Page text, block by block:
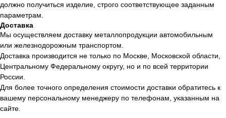
должно получиться изделие, строго соответствующее заданным
параметрам.
Доставка
Мы осуществляем доставку металлопродукции автомобильным
или железнодорожным транспортом.
Доставка производится не только по Москве, Московской области,
Центральному Федеральному округу, но и по всей территории
России.
Для более точного определения стоимости доставки обратитесь к
вашему персональному менеджеру по телефонам, указанным на
сайте.